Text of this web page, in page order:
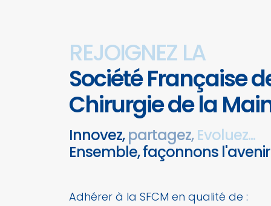
REJOIGNEZ LA
Société Française
Chirurgie de la
Innovez,partagez, Evoluez...
Ensemble, façonnons
Adhérer à la SFCM en qualité de :